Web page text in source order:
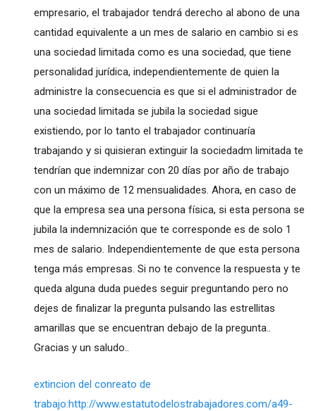
empresario, el trabajador tendrá derecho al abono de una
cantidad equivalente a un mes de salario en cambio si es
una sociedad limitada como es una sociedad, que tiene
personalidad jurídica, independientemente de quien la
administre la consecuencia es que si el administrador de
una sociedad limitada se jubila la sociedad sigue
existiendo, por lo tanto el trabajador continuaría
trabajando y si quisieran extinguir la sociedadm limitada te
tendrían que indemnizar con 20 días por año de trabajo
con un máximo de 12 mensualidades. Ahora, en caso de
que la empresa sea una persona física, si esta persona se
jubila la indemnización que te corresponde es de solo 1
mes de salario. Independientemente de que esta persona
tenga más empresas. Si no te convence la respuesta y te
queda alguna duda puedes seguir preguntando pero no
dejes de finalizar la pregunta pulsando las estrellitas
amarillas que se encuentran debajo de la pregunta..
Gracias y un saludo..
extincion del conreato de
trabajo:http://www.estatutodelostrabajadores.com/a49-